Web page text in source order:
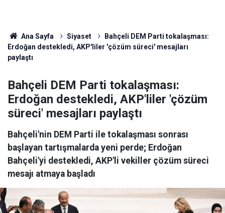
Ana Sayfa Siyaset
Bahçeli DEM Parti tokalaşması:
Erdoğan destekledi, AKP'liler 'çözüm süreci' mesajları
paylaştı
Bahçeli DEM Parti tokalaşması:
Erdoğan destekledi, AKP'liler 'çözüm
süreci' mesajları paylaştı
Bahçeli'nin DEM Parti ile tokalaşması sonrası
başlayan tartışmalarda yeni perde; Erdoğan
Bahçeli'yi destekledi, AKP'li vekiller çözüm süreci
mesajı atmaya başladı